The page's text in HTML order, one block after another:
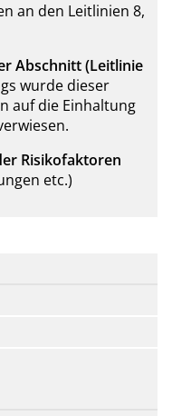
an den Leitlinien 8,
Abschnitt (Leitlinie
wurde dieser
auf die Einhaltung
Risikofaktoren
etc.)